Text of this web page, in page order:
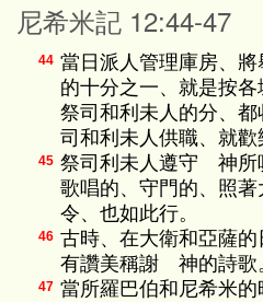
尼希米記 12:44-47
44 當日派人管理庫房、
的十分之一、就是按
祭司和利未人的分、都
司和利未人供職、就歡
45 祭司利未人遵守 神所
歌唱的、守門的、照
令、也如此行。
46 古時、在大衛和亞薩
有讚美稱謝 神的詩歌
47 當所羅巴伯和尼希米